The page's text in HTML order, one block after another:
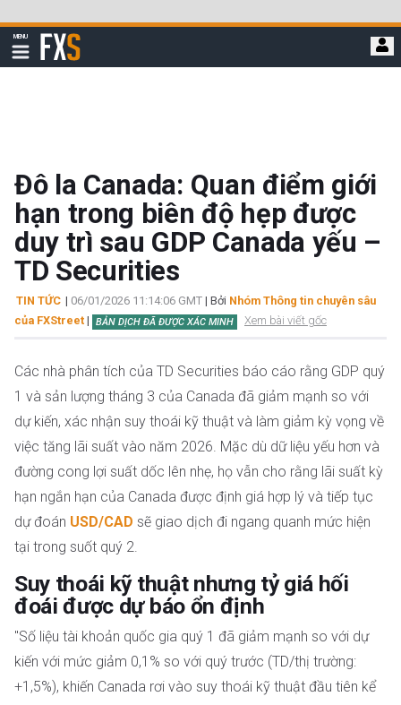
qua
đi
MENU
Hiển
thị
FXStreet
Đô la Canada: Quan điểm giới
hạn trong biên độ hẹp được
duy trì sau GDP Canada yếu –
TD Securities
TIN TỨC | 06/01/2026 11:14:06 GMT | Bởi Nhóm Thông tin chuyên sâu
của FXStreet | BẢN DỊCH ĐÃ ĐƯỢC XÁC MINH Xem bài viết gốc
Các nhà phân tích của TD Securities báo cáo rằng GDP quý
1 và sản lượng tháng 3 của Canada đã giảm mạnh so với
dự kiến, xác nhận suy thoái kỹ thuật và làm giảm kỳ vọng về
việc tăng lãi suất vào năm 2026. Mặc dù dữ liệu yếu hơn và
đường cong lợi suất dốc lên nhẹ, họ vẫn cho rằng lãi suất kỳ
hạn ngắn hạn của Canada được định giá hợp lý và tiếp tục
dự đoán USD/CAD sẽ giao dịch đi ngang quanh mức hiện
tại trong suốt quý 2.
Suy thoái kỹ thuật nhưng tỷ giá hối
đoái được dự báo ổn định
"Số liệu tài khoản quốc gia quý 1 đã giảm mạnh so với dự
kiến ​​với mức giảm 0,1% so với quý trước (TD/thị trường:
+1,5%), khiến Canada rơi vào suy thoái kỹ thuật đầu tiên kể